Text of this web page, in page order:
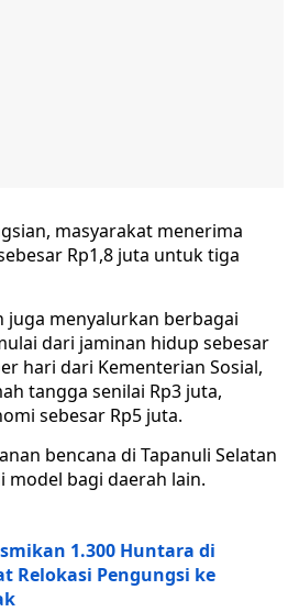
masyarakat menerima
Rp1,8 juta untuk tiga
juga menyalurkan berbagai
dari jaminan hidup sebesar
hari dari Kementerian Sosial,
tangga senilai Rp3 juta,
sebesar Rp5 juta.
bencana di Tapanuli Selatan
model bagi daerah lain.
1.300 Huntara di
Relokasi Pengungsi ke